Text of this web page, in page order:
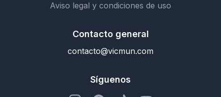
Aviso legal y condiciones de uso
Contacto general
contacto@vicmun.com
Síguenos